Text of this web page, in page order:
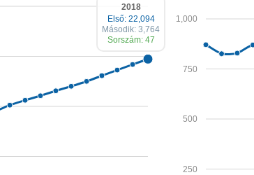
2018
Első: 22,094
Második: 3,764
Sorszám: 47
250
500
750
1,000